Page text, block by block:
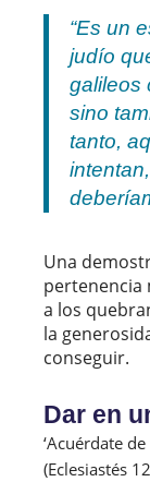
“Es un
judío
galileos
sino
tanto,
Una
pertenencia
a los
la
conseguir.
Dar en
‘Acuérdate
(Eclesiastés